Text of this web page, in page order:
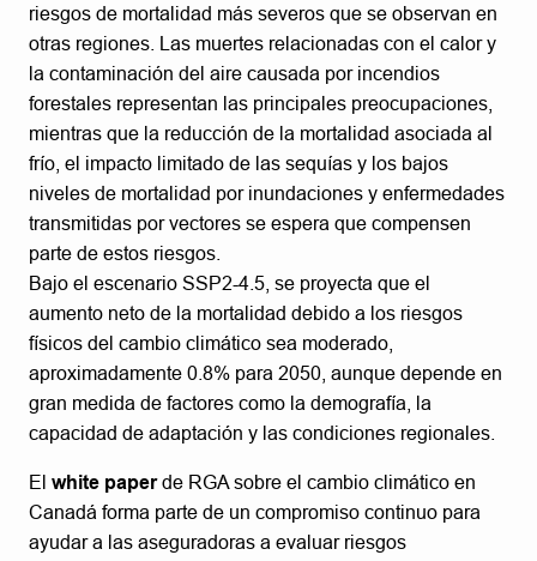
riesgos de mortalidad más severos que se observan en
otras regiones. Las muertes relacionadas con el calor y
la contaminación del aire causada por incendios
forestales representan las principales preocupaciones,
mientras que la reducción de la mortalidad asociada al
frío, el impacto limitado de las sequías y los bajos
niveles de mortalidad por inundaciones y enfermedades
transmitidas por vectores se espera que compensen
parte de estos riesgos.
Bajo el escenario SSP2-4.5, se proyecta que el
aumento neto de la mortalidad debido a los riesgos
físicos del cambio climático sea moderado,
aproximadamente 0.8% para 2050, aunque depende en
gran medida de factores como la demografía, la
capacidad de adaptación y las condiciones regionales.
El white paperde RGA sobre el cambio climático en
Canadá forma parte de un compromiso continuo para
ayudar a las aseguradoras a evaluar riesgos